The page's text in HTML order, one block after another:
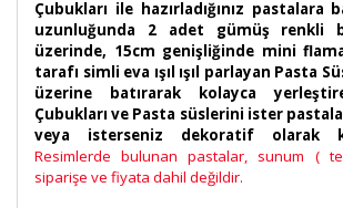
Çubukları ile hazırladığınız pastalara
uzunluğunda 2 adet gümüş renkli
üzerinde, 15cm genişliğinde mini
tarafı simli eva ışıl ışıl parlayan Pasta
üzerine batırarak kolayca
Çubukları ve Pasta süslerini ister
veya isterseniz dekoratif olarak
Resimlerde bulunan pastalar, sunum (
siparişe ve fiyata dahil değildir.